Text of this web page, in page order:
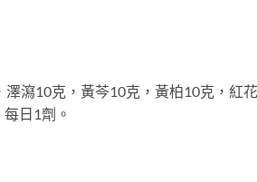
瀉10克，黃芩10克，黃柏10克，紅
日1劑。